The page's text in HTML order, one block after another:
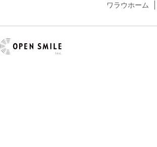
ワラウホーム